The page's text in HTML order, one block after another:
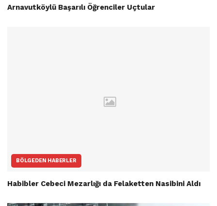
Arnavutköylü Başarılı Öğrenciler Uçtular
BÖLGEDEN HABERLER
Habibler Cebeci Mezarlığı da Felaketten Nasibini Aldı